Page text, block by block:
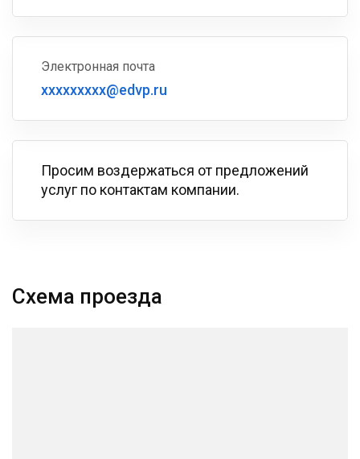
Электронная почта
xxxxxxxxx@edvp.ru
Просим воздержаться от предложений
услуг по контактам компании.
Схема проезда